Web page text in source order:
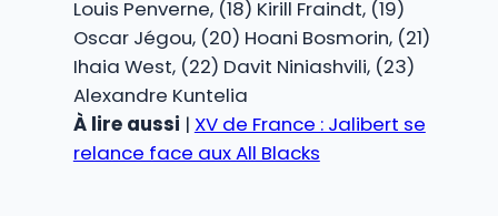
Louis Penverne, (18) Kirill Fraindt, (19)
Oscar Jégou, (20) Hoani Bosmorin, (21)
Ihaia West, (22) Davit Niniashvili, (23)
Alexandre Kuntelia
À lire aussi | XV de France : Jalibert se
relance face aux All Blacks